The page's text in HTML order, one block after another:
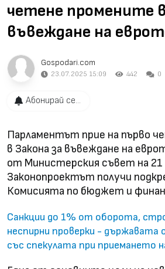
четене промените в
въвеждане на
Gospodari.com
23.07.2025 15:09 442 0
Абонирай се...
Парламентът прие на първо
в Закона за въвеждане на
от Министерския съвет на 21
Законопроектът получи
Комисията по бюджет и
Санкции до 1% от оборота,
неспирни проверки - държавата
със спекулата при приемането